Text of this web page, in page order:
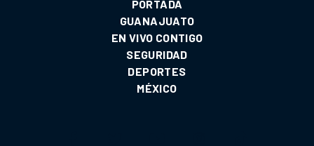
PORTADA
GUANAJUATO
EN VIVO CONTIGO
SEGURIDAD
DEPORTES
MÉXICO